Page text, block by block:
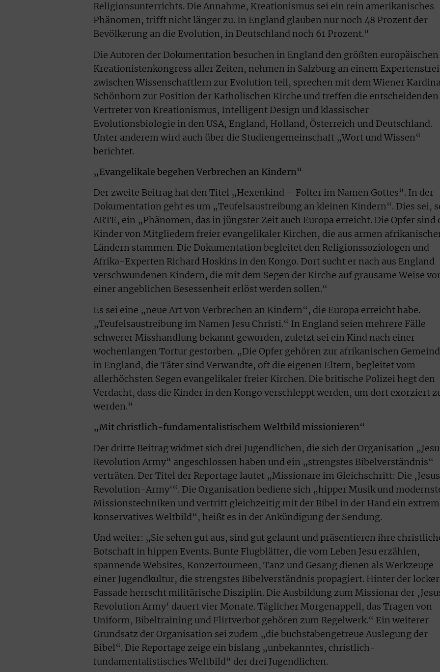
Religionsunterrichts. Die Annahme, Kreationismus sei ein rein amerikanisches
Phänomen, trifft nicht länger zu. In England glauben nur noch 48 Prozent der
Bevölkerung an die Evolution, in Deutschland noch 61 Prozent.“
Die Autoren der Dokumentation besuchen in England den größten europäischen
Kreationistenkongress aller Zeiten, nehmen in Salzburg an einem
zwischen Wissenschaftlern zur Evolution teil, sprechen mit dem Wiener
Schönborn zur Position der Katholischen Kirche und treffen die entscheidenden
Vertreter von Kreationismus, Intelligent Design und klassischer
Evolutionsbiologie in den USA, England, Holland, Österreich und Deutschland.
Unter anderem wird auch über die Studiengemeinschaft „Wort und Wissen“
berichtet.
„Evangelikale begehen Verbrechen an Kindern“
Der zweite Beitrag hat den Titel „Hexenkind – Folter im Namen Gottes“. In der
Dokumentation geht es um „Teufelsaustreibung an kleinen Kindern“. Dies sei,
ARTE, ein „Phänomen, das in jüngster Zeit auch Europa erreicht. Die Opfer sind
Kinder von Mitgliedern freier evangelikaler Kirchen, die aus armen
Ländern stammen. Die Dokumentation begleitet den Religionssoziologen und
Afrika-Experten Richard Hoskins in den Kongo. Dort sucht er nach aus England
verschwundenen Kindern, die mit dem Segen der Kirche auf grausame Weise
einer angeblichen Besessenheit erlöst werden sollen.“
Es sei eine „neue Art von Verbrechen an Kindern“, die Europa erreicht habe.
„Teufelsaustreibung im Namen Jesu Christi.“ In England seien mehrere Fälle
schwerer Misshandlung bekannt geworden, zuletzt sei ein Kind nach einer
wochenlangen Tortur gestorben. „Die Opfer gehören zur afrikanischen
in England, die Täter sind Verwandte, oft die eigenen Eltern, begleitet vom
allerhöchsten Segen evangelikaler freier Kirchen. Die britische Polizei hegt den
Verdacht, dass die Kinder in den Kongo verschleppt werden, um dort exorziert
werden.“
„Mit christlich-fundamentalistischem Weltbild missionieren“
Der dritte Beitrag widmet sich drei Jugendlichen, die sich der Organisation
Revolution Army“ angeschlossen haben und ein „strengstes Bibelverständnis“
verträten. Der Titel der Reportage lautet „Missionare im Gleichschritt: Die
Revolution-Army'“. Die Organisation bediene sich „hipper Musik und
Missionstechniken und vertritt gleichzeitig mit der Bibel in der Hand ein extrem
konservatives Weltbild“, heißt es in der Ankündigung der Sendung.
Und weiter: „Sie sehen gut aus, sind gut gelaunt und präsentieren ihre
Botschaft in hippen Events. Bunte Flugblätter, die vom Leben Jesu erzählen,
spannende Websites, Konzertourneen, Tanz und Gesang dienen als Werkzeuge
einer Jugendkultur, die strengstes Bibelverständnis propagiert. Hinter der
Fassade herrscht militärische Disziplin. Die Ausbildung zum Missionar der
Revolution Army‘ dauert vier Monate. Täglicher Morgenappell, das Tragen von
Uniform, Bibeltraining und Flirtverbot gehören zum Regelwerk.“ Ein weiterer
Grundsatz der Organisation sei zudem „die buchstabengetreue Auslegung der
Bibel“. Die Reportage zeige ein bislang „unbekanntes, christlich-
fundamentalistisches Weltbild“ der drei Jugendlichen.